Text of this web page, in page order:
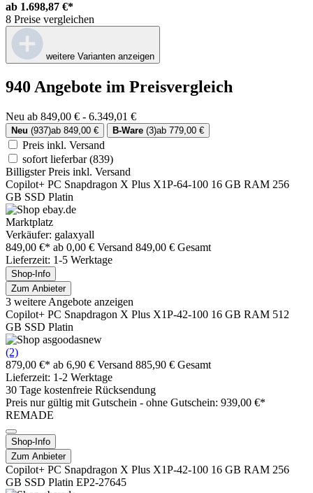
ab 1.698,87 €*
8 Preise vergleichen
weitere Varianten anzeigen
940 Angebote im Preisvergleich
Neu ab 849,00 € - 6.349,01 €
Neu (937)ab 849,00 € B-Ware (3)ab 779,00 €
Preis inkl. Versand
sofort lieferbar(839)
Billigster Preis inkl. Versand
Copilot+ PC Snapdragon X Plus X1P-64-100 16 GB RAM 256
GB SSD Platin
Marktplatz
Verkäufer: galaxyall
849,00 €* ab 0,00 € Versand 849,00 € Gesamt
Lieferzeit: 1-5 Werktage
Shop-Info
Zum Anbieter
3 weitere Angebote anzeigen
Copilot+ PC Snapdragon X Plus X1P-42-100 16 GB RAM 512
GB SSD Platin
(2)
879,00 €* ab 6,90 € Versand 885,90 € Gesamt
Lieferzeit: 1-2 Werktage
30 Tage kostenfreie Rücksendung
Preis nur gültig mit Gutschein - ohne Gutschein: 939,00 €*
REMADE
Shop-Info
Zum Anbieter
Copilot+ PC Snapdragon X Plus X1P-42-100 16 GB RAM 256
GB SSD Platin EP2-27645